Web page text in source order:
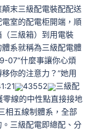
末三級配電裝配配送
室的配電柜開端，順
三級箱）到用電裝
系就稱為三級配電體
07“什麼事讓你心煩
你的注意力？”她用
43552
三級配
線的中性點直接接地
相五線制體系，全部
三級配電即總配、分